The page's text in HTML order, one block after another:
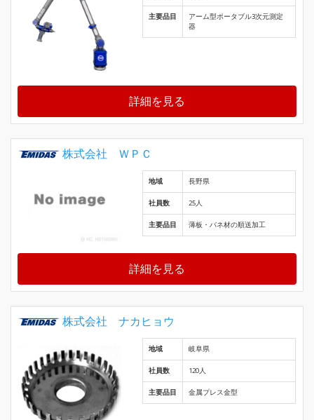
主要品目
アーム型ポータブル3次元測定
器
詳細を見る
株式会社 ＷＰＣ
地域 長野県
社員数 25人
主要品目 薄板・バネ材の順送加工
詳細を見る
株式会社 ナカヒョウ
地域 岐阜県
社員数 120人
主要品目 金属プレス金型